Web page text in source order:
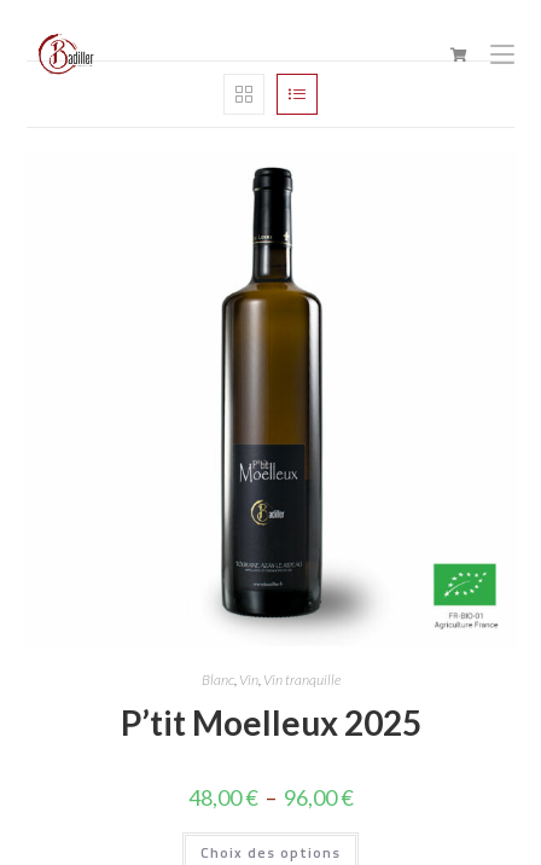
Blanc, Vin, Vin tranquille
P’tit Moelleux 2025
48,00€ – 96,00€
Choix des options